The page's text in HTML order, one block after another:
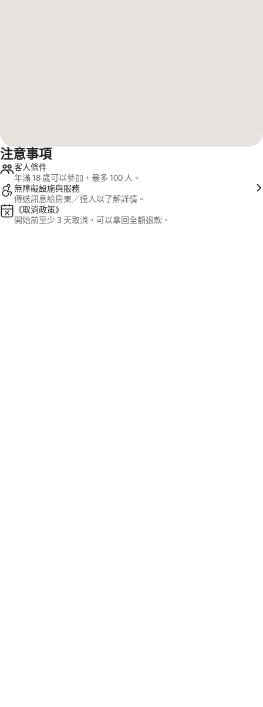
注意事項
客人條件
年滿 18 歲可以參加，最多 100 人。
無障礙設施與服務
傳送訊息給房東／達人以了解詳情。
《取消政策》
開始前至少 3 天取消，可以拿回全額退款。